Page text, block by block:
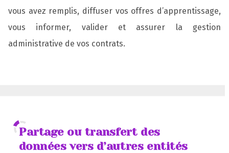
vous avez remplis, diffuser vos offres d’apprentissage,
vous informer, valider et assurer la gestion
administrative de vos contrats.
Partage ou transfert des
données vers d’autres entités